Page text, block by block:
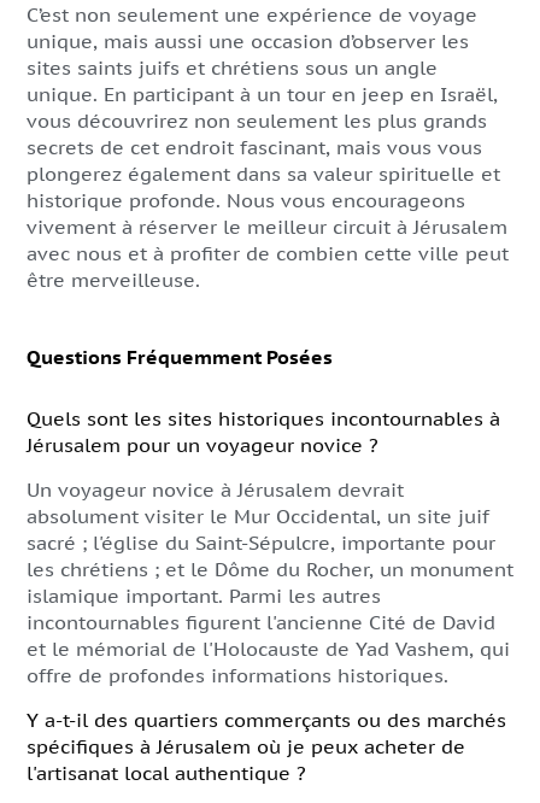
C’est non seulement une expérience de voyage
unique, mais aussi une occasion d’observer les
sites saints juifs et chrétiens sous un angle
unique. En participant à un tour en jeep en Israël,
vous découvrirez non seulement les plus grands
secrets de cet endroit fascinant, mais vous vous
plongerez également dans sa valeur spirituelle et
historique profonde. Nous vous encourageons
vivement à réserver le meilleur circuit à Jérusalem
avec nous et à profiter de combien cette ville peut
être merveilleuse.
Questions Fréquemment Posées
Quels sont les sites historiques incontournables à
Jérusalem pour un voyageur novice ?
Un voyageur novice à Jérusalem devrait
absolument visiter le Mur Occidental, un site juif
sacré ; l'église du Saint-Sépulcre, importante pour
les chrétiens ; et le Dôme du Rocher, un monument
islamique important. Parmi les autres
incontournables figurent l'ancienne Cité de David
et le mémorial de l'Holocauste de Yad Vashem, qui
offre de profondes informations historiques.
Y a-t-il des quartiers commerçants ou des marchés
spécifiques à Jérusalem où je peux acheter de
l'artisanat local authentique ?